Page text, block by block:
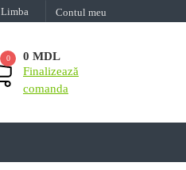
Limba Contul meu
0
0 MDL
Finalizează
comanda